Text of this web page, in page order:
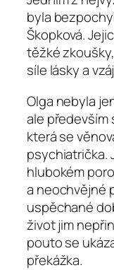
byla
Škopková.
těžké
síle lásky a
Olga nebyla
ale především
která se
psychiatrička.
hlubokém
a neochvějné
uspěchané
život jim
pouto se
překážka.